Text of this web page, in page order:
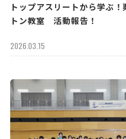
トップアスリートから学ぶ
トン教室 活動報告！
2026.03.15